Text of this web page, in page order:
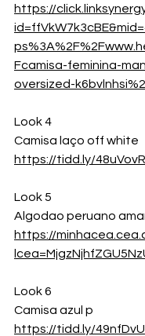
https://
Fcamisa-feminina-
oversized-
Look 4
Camisa laço off white
https://tidd.ly/48uVovR
Look 5
Algodao peruano
https://
Look 6
Camisa azul p
https://tidd.ly/49nfDvU